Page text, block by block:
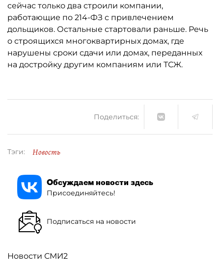
сейчас только два строили компании,
работающие по 214-ФЗ с привлечением
дольщиков. Остальные стартовали раньше. Речь
о строящихся многоквартирных домах, где
нарушены сроки сдачи или домах, переданных
на достройку другим компаниям или ТСЖ.
Поделиться:
Тэги: Новость
Обсуждаем новости здесь
Присоединяйтесь!
Подписаться на новости
Новости СМИ2